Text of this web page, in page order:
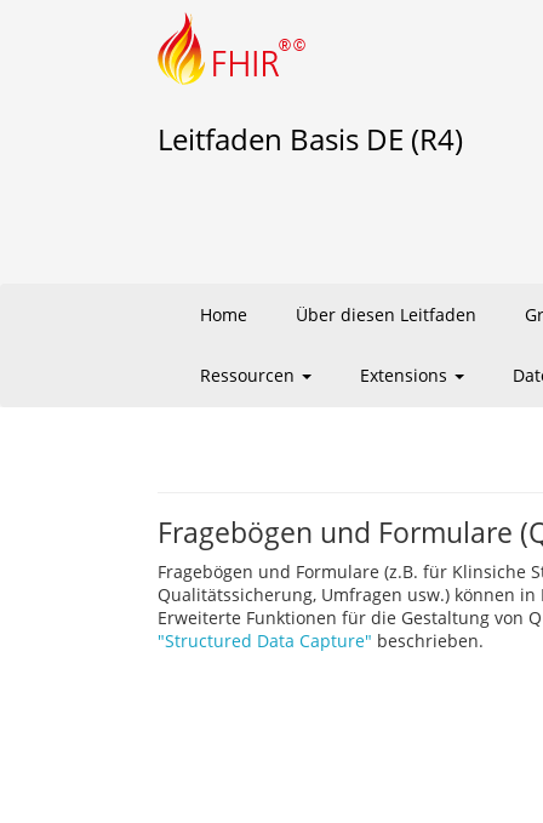
Leitfaden Basis DE (R4)
Home Über diesen Leitfaden
Ressourcen Extensions
Fragebögen und Formulare
Fragebögen und Formulare (z.B. für Klinsiche
Qualitätssicherung, Umfragen usw.) können in
Erweiterte Funktionen für die Gestaltung von
"Structured Data Capture" beschrieben.